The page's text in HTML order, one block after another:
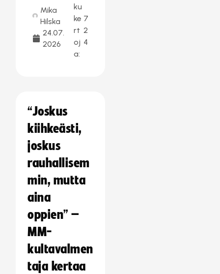
Mika
Hilska
24.07.
2026
ku
ke
rt
oj
a:
7
2
4
“Joskus
kiihkeästi,
joskus
rauhallisem
min, mutta
aina
oppien” –
MM-
kultavalmen
taja kertaa